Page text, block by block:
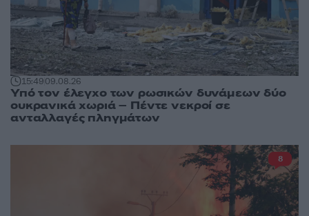
15:4909.08.26
Υπό τον έλεγχο των ρωσικών δυνάμεων δύο
ουκρανικά χωριά – Πέντε νεκροί σε
ανταλλαγές πληγμάτων
8